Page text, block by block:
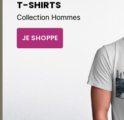
T-SHIRTS
Collection Hommes
JE SHOPPE